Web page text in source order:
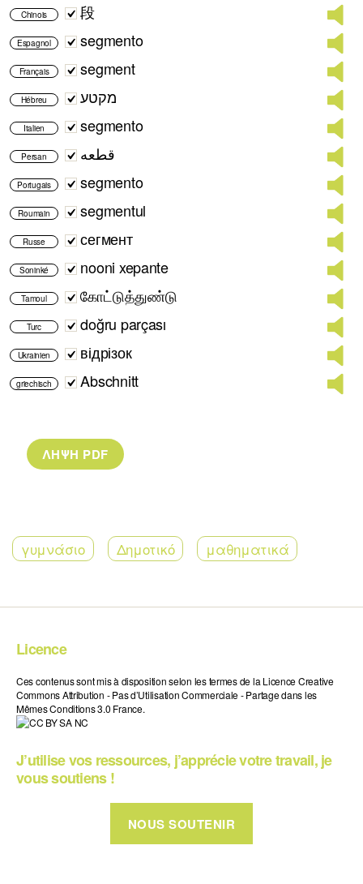
Chinois 段
Espagnol segmento
Français segment
Hébreu מקטע
Italien segmento
Persan قطعه
Portugais segmento
Roumain segmentul
Russe сегмент
Soninké nooni xepante
Tamoul கோட்டுத்துண்டு
Turc doğru parçası
Ukrainien відрізок
griechisch Abschnitt
γυμνάσιο Δημοτικό μαθηματικά
Licence
Ces contenus sont mis à disposition selon les termes de la Licence Creative
Commons Attribution - Pas d’Utilisation Commerciale - Partage dans les
Mêmes Conditions 3.0 France.
J’utilise vos ressources, j’apprécie votre travail, je
vous soutiens !
NOUS SOUTENIR